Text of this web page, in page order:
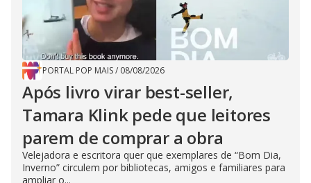
PORTAL POP MAIS/ 08/08/2026
Após livro virar best-seller,
Tamara Klink pede que leitores
parem de comprar a obra
Velejadora e escritora quer que exemplares de “Bom Dia,
Inverno” circulem por bibliotecas, amigos e familiares para
ampliar o...